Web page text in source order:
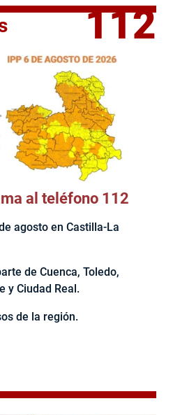
112
al teléfono 112
agosto en Castilla-La
de Cuenca, Toledo,
y Ciudad Real.
de la región.